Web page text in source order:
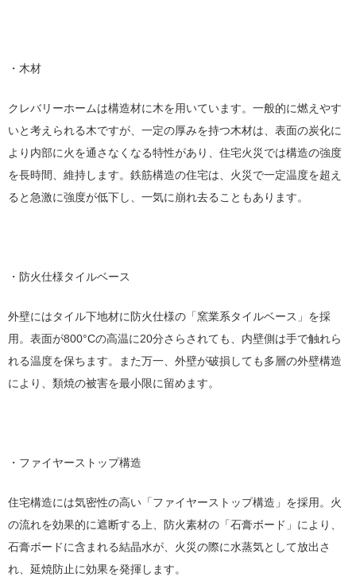
・木材
クレバリーホームは構造材に木を用いています。一般的に燃えやす
いと考えられる木ですが、一定の厚みを持つ木材は、表面の炭化に
より内部に火を通さなくなる特性があり、住宅火災では構造の強度
を長時間、維持します。鉄筋構造の住宅は、火災で一定温度を超え
ると急激に強度が低下し、一気に崩れ去ることもあります。
・防火仕様タイルベース
外壁にはタイル下地材に防火仕様の「窯業系タイルベース」を採
用。表面が800°Cの高温に20分さらされても、内壁側は手で触れら
れる温度を保ちます。また万一、外壁が破損しても多層の外壁構造
により、類焼の被害を最小限に留めます。
・ファイヤーストップ構造
住宅構造には気密性の高い「ファイヤーストップ構造」を採用。火
の流れを効果的に遮断する上、防火素材の「石膏ボード」により、
石膏ボードに含まれる結晶水が、火災の際に水蒸気として放出さ
れ、延焼防止に効果を発揮します。